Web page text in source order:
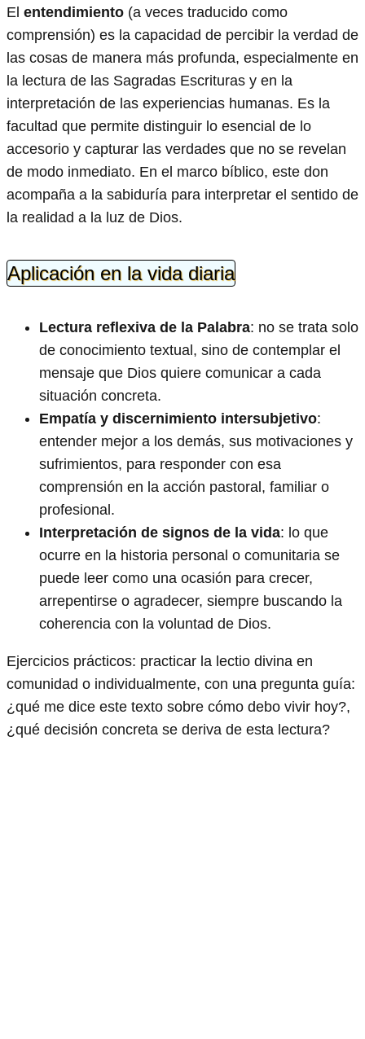
El entendimiento (a veces traducido como
comprensión) es la capacidad de percibir la verdad de
las cosas de manera más profunda, especialmente en
la lectura de las Sagradas Escrituras y en la
interpretación de las experiencias humanas. Es la
facultad que permite distinguir lo esencial de lo
accesorio y capturar las verdades que no se revelan
de modo inmediato. En el marco bíblico, este don
acompaña a la sabiduría para interpretar el sentido de
la realidad a la luz de Dios.
Aplicación en la vida diaria
Lectura reflexiva de la Palabra: no se trata solo
de conocimiento textual, sino de contemplar el
mensaje que Dios quiere comunicar a cada
situación concreta.
Empatía y discernimiento intersubjetivo:
entender mejor a los demás, sus motivaciones y
sufrimientos, para responder con esa
comprensión en la acción pastoral, familiar o
profesional.
Interpretación de signos de la vida: lo que
ocurre en la historia personal o comunitaria se
puede leer como una ocasión para crecer,
arrepentirse o agradecer, siempre buscando la
coherencia con la voluntad de Dios.
Ejercicios prácticos: practicar la lectio divina en
comunidad o individualmente, con una pregunta guía:
¿qué me dice este texto sobre cómo debo vivir hoy?,
¿qué decisión concreta se deriva de esta lectura?